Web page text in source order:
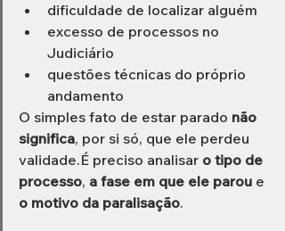
dificuldade de localizar alguém
excesso de processos no
Judiciário
questões técnicas do próprio
andamento
O simples fato de estar parado não
significa, por si só, que ele perdeu
validade.É preciso analisar o tipo de
processo, a fase em que ele parou e
o motivo da paralisação.